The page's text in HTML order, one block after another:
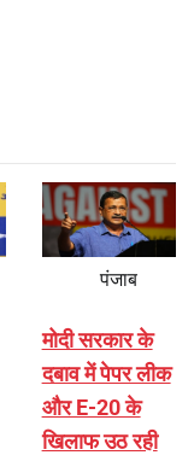
पंजाब
मोदी सरकार के
दबाव में पेपर लीक
और E-20 के
खिलाफ उठ रही